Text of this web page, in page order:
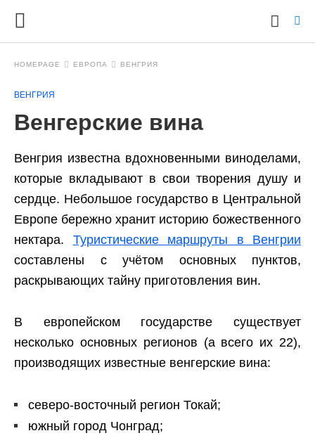
HOMEPAGE ЕВРОПА ВЕНГРИЯ
ВЕНГРИЯ
Венгерские вина
Венгрия известна вдохновенными виноделами,
которые вкладывают в свои творения душу и
сердце. Небольшое государство в Центральной
Европе бережно хранит историю божественного
нектара. Туристические маршруты в Венгрии
составлены с учётом основных пунктов,
раскрывающих тайну приготовления вин.
В европейском государстве существует
несколько основных регионов (а всего их 22),
производящих известные венгерские вина:
северо-восточный регион Токай;
южный город Чонград;